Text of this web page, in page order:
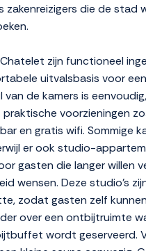
zakenreizigers die de stad
zijn functioneel
uitvalsbasis voor
van de kamers is
voorzieningen
en gratis wifi. Sommige
er ook studio-
gasten die langer willen
wensen. Deze studio's
zodat gasten zelf
over een ontbijtruimte
wordt geserveerd.